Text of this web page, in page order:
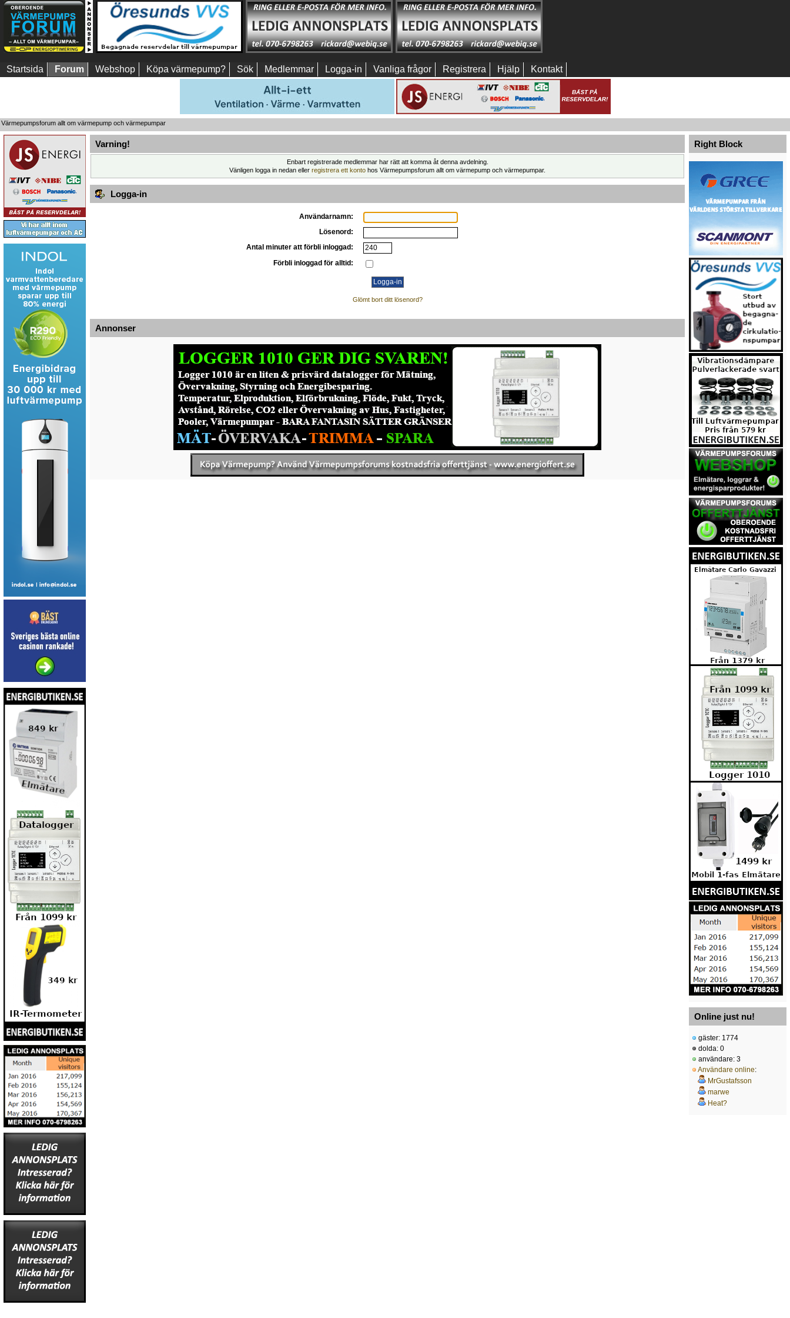
Startsida Forum Webshop Köpa värmepump? Sök Medlemmar Logga-in Vanliga frågor Registrera Hjälp Kontakt
Värmepumpsforum allt om värmepump och värmepumpar
Varning!
Enbart registrerade medlemmar har rätt att komma åt denna avdelning.
Vänligen logga in nedan eller registrera ett konto hos Värmepumpsforum allt om värmepump och värmepumpar.
Logga-in
Användarnamn:
Lösenord:
Antal minuter att förbli inloggad:
Förbli inloggad för alltid:
Glömt bort ditt lösenord?
Annonser
Right Block
Online just nu!
gäster: 1774
dolda: 0
användare: 3
Användare online:
MrGustafsson
marwe
Heat?